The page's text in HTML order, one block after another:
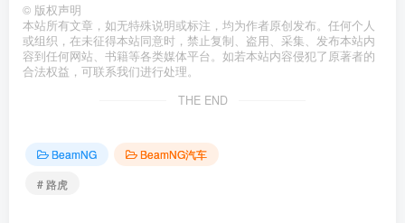
© 版权声明
本站所有文章，如无特殊说明或标注，均为作者原创发布。任何个人
或组织，在未征得本站同意时，禁止复制、盗用、采集、发布本站内
容到任何网站、书籍等各类媒体平台。如若本站内容侵犯了原著者的
合法权益，可联系我们进行处理。
THE END
BeamNG
BeamNG汽车
# 路虎